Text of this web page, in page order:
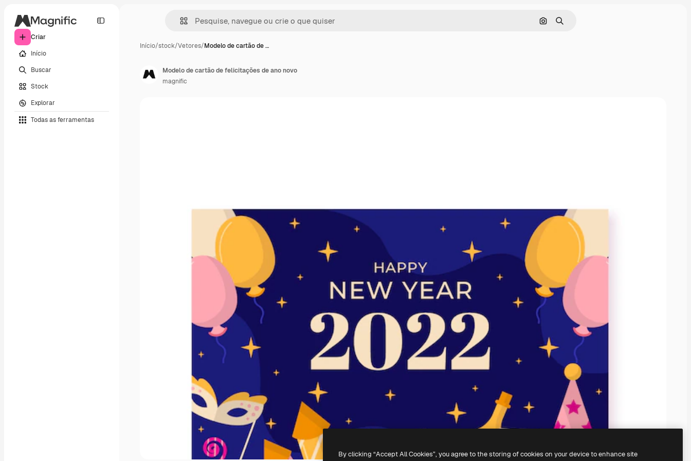
Criar
Início
Buscar
Stock
Explorar
Todas as ferramentas
Pesquisar por imagem
Buscar
Início/stock/Vetores/Modelo de cartão de …
Modelo de cartão de felicitações de ano novo
magnific
By clicking “Accept All Cookies”, you agree to the storing of cookies on your device to enhance site